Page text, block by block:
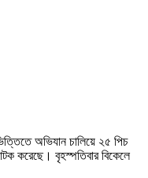
অভিযান চালিয়ে ২৫ পিচ
করেছে। বৃহস্পতিবার বিকেলে